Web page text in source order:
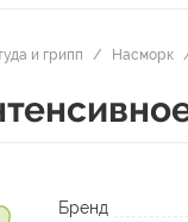
и грипп / Насморк
Бренд